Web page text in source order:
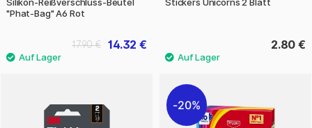
"Phat-Bag" A6 Rot
14.32 €
17.90 € 2.80 €
20%